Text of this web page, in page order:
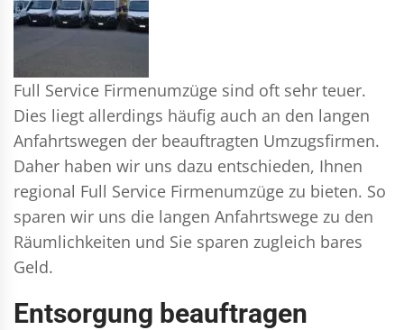
Full Service Firmenumzüge sind oft sehr teuer.
Dies liegt allerdings häufig auch an den langen
Anfahrtswegen der beauftragten Umzugsfirmen.
Daher haben wir uns dazu entschieden, Ihnen
regional Full Service Firmenumzüge zu bieten. So
sparen wir uns die langen Anfahrtswege zu den
Räumlichkeiten und Sie sparen zugleich bares
Geld.
Entsorgung beauftragen